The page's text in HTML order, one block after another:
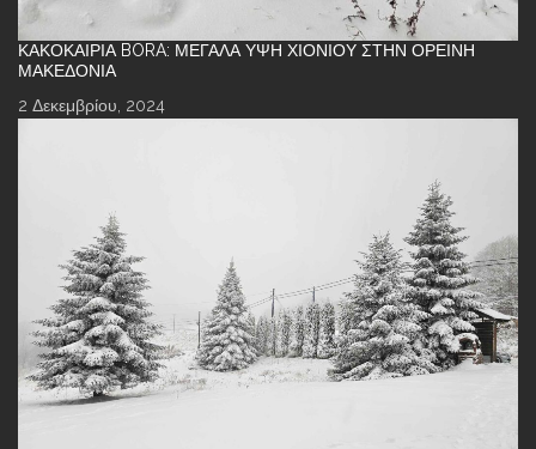
ΚΑΚΟΚΑΙΡΊΑ BORA: ΜΕΓΆΛΑ ΎΨΗ ΧΙΟΝΙΟΎ ΣΤΗΝ ΟΡΕΙΝΉ
ΜΑΚΕΔΟΝΊΑ
2 Δεκεμβρίου, 2024